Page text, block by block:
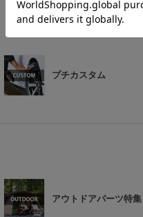
プチカスタム
アウトドアパーツ特集